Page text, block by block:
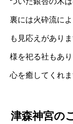
裏には火砕流に
も見応えがあり
様を祀る社もあ
心を癒してくれま
津森神宮の